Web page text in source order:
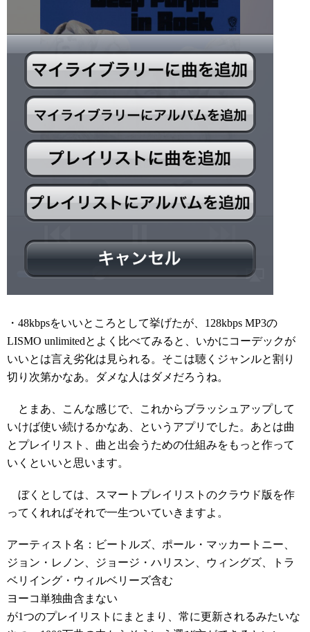
・48kbpsをいいところとして挙げたが、128kbps MP3の
LISMO unlimitedとよく比べてみると、いかにコーデックが
いいとは言え劣化は見られる。そこは聴くジャンルと割り
切り次第かなあ。ダメな人はダメだろうね。
とまあ、こんな感じで、これからブラッシュアップして
いけば使い続けるかなあ、というアプリでした。あとは曲
とプレイリスト、曲と出会うための仕組みをもっと作って
いくといいと思います。
ぼくとしては、スマートプレイリストのクラウド版を作
ってくれればそれで一生ついていきますよ。
アーティスト名：ビートルズ、ポール・マッカートニー、
ジョン・レノン、ジョージ・ハリスン、ウィングズ、トラ
ベリイング・ウィルベリーズ含む
ヨーコ単独曲含まない
が1つのプレイリストにまとまり、常に更新されるみたいな